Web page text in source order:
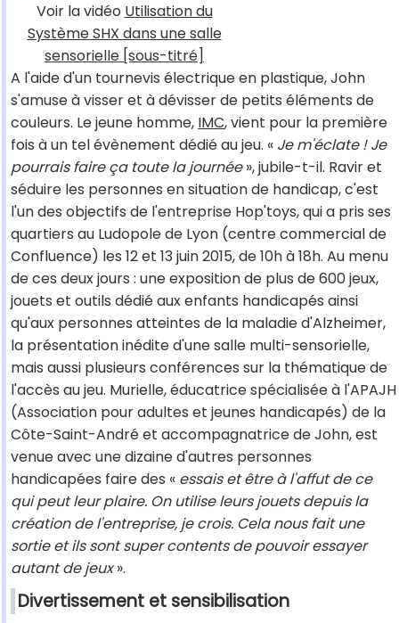
Voir la vidéo Utilisation du
Système SHX dans une salle
sensorielle [sous-titré]
A l'aide d'un tournevis électrique en plastique, John
s'amuse à visser et à dévisser de petits éléments de
couleurs. Le jeune homme, IMC, vient pour la première
fois à un tel évènement dédié au jeu. « Je m'éclate ! Je
pourrais faire ça toute la journée», jubile-t-il. Ravir et
séduire les personnes en situation de handicap, c'est
l'un des objectifs de l'entreprise Hop'toys, qui a pris ses
quartiers au Ludopole de Lyon (centre commercial de
Confluence) les 12 et 13 juin 2015, de 10h à 18h. Au menu
de ces deux jours : une exposition de plus de 600 jeux,
jouets et outils dédié aux enfants handicapés ainsi
qu'aux personnes atteintes de la maladie d'Alzheimer,
la présentation inédite d'une salle multi-sensorielle,
mais aussi plusieurs conférences sur la thématique de
l'accès au jeu. Murielle, éducatrice spécialisée à l'APAJH
(Association pour adultes et jeunes handicapés) de la
Côte-Saint-André et accompagnatrice de John, est
venue avec une dizaine d'autres personnes
handicapées faire des « essais et être à l'affut de ce
qui peut leur plaire. On utilise leurs jouets depuis la
création de l'entreprise, je crois. Cela nous fait une
sortie et ils sont super contents de pouvoir essayer
autant de jeux».
Divertissement et sensibilisation